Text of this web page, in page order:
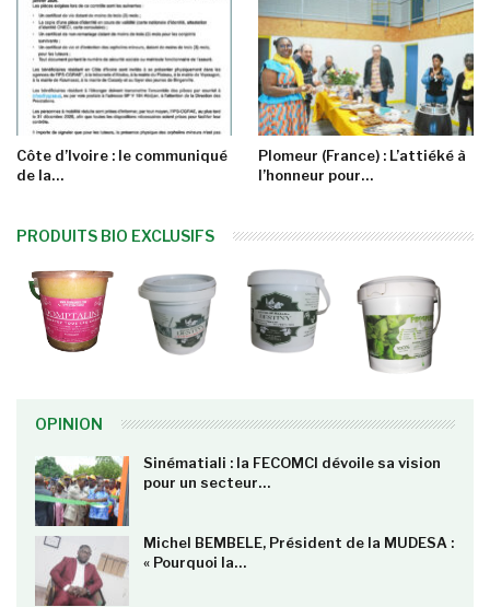
Côte d’Ivoire : le communiqué
de la…
Plomeur (France) : L’attiéké à
l’honneur pour…
PRODUITS BIO EXCLUSIFS
OPINION
Sinématiali : la FECOMCI dévoile sa vision
pour un secteur…
Michel BEMBELE, Président de la MUDESA :
« Pourquoi la…